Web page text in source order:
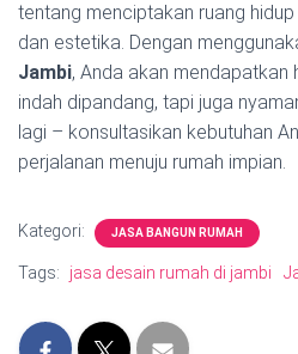
tentang menciptakan ruang
dan estetika. Dengan
Jambi, Anda akan mendapatkan
indah dipandang, tapi juga
lagi – konsultasikan kebutuhan
perjalanan menuju rumah impian.
Kategori: JASA BANGUN RUMAH
Tags: jasa desain rumah di jambi